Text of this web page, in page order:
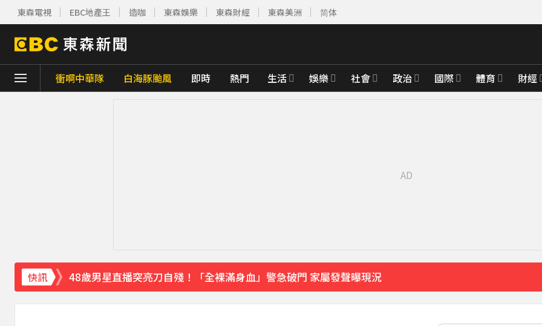
東森電視 EBC地產王 造咖 東森娛樂 東森財經 東森美洲 简体
衝啊中華隊 白海豚颱風 即時 熱門 生活 娛樂 社會 政治 國際 體育 財經
快訊
48歲男星直播突亮刀自殘！「全裸滿身血」警急破門 家屬發聲曝現況
遭前夫割頸脅迫！「兇版李毓芬」陷養套殺慘賠2000萬 2度遇感情詐騙